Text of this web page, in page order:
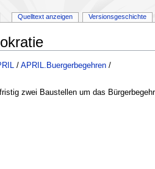
/ APRIL.Buergerbegehren/
zwei Baustellen um das
Quelltext anzeigen Versionsgeschichte